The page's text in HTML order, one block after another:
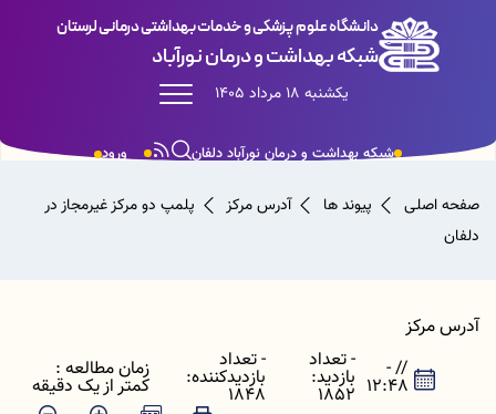
دانشگاه علوم پزشکی و خدمات بهداشتی درمانی لرستان
شبکه بهداشت و درمان نورآباد
یکشنبه 18 مرداد 1405
ورود شبکه بهداشت و درمان نورآباد دلفان
صفحه اصلی پیوند ها آدرس مرکز
پلمپ دو مرکز غیرمجاز در
دلفان
آدرس مرکز
// -
12:48
- تعداد
بازدید:
1852
- تعداد
بازدیدکننده:
1848
زمان مطالعه :
کمتر از یک دقیقه